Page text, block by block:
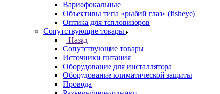
Вариофокальные
Объективы типа «рыбий глаз» (fisheye)
Оптика для тепловизоров
Сопутствующие товары
Назад
Сопутствующие товары
Источники питания
Оборудование для инсталлятора
Оборудование климатической защиты
Провода